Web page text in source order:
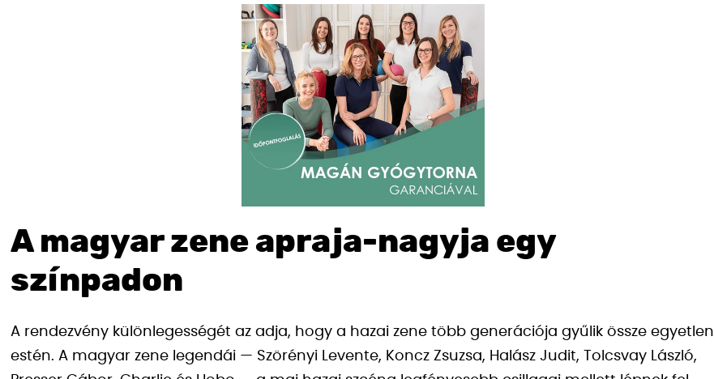
A magyar zene apraja-nagyja egy
színpadon
A rendezvény különlegességét az adja, hogy a hazai zene több generációja gyűlik össze egyetlen
estén. A magyar zene legendái — Szörényi Levente, Koncz Zsuzsa, Halász Judit, Tolcsvay László,